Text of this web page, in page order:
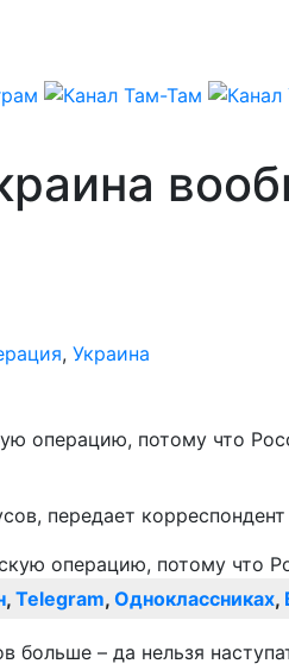
, Украина
операцию, потому что
передает
, Telegram, Одноклассниках,
– да нельзя